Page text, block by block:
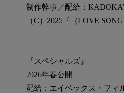
制作幹事／配給：
（C）2025『（LOVE
『スペシャルズ』
2026年春公開
配給：エイベックス・フィ